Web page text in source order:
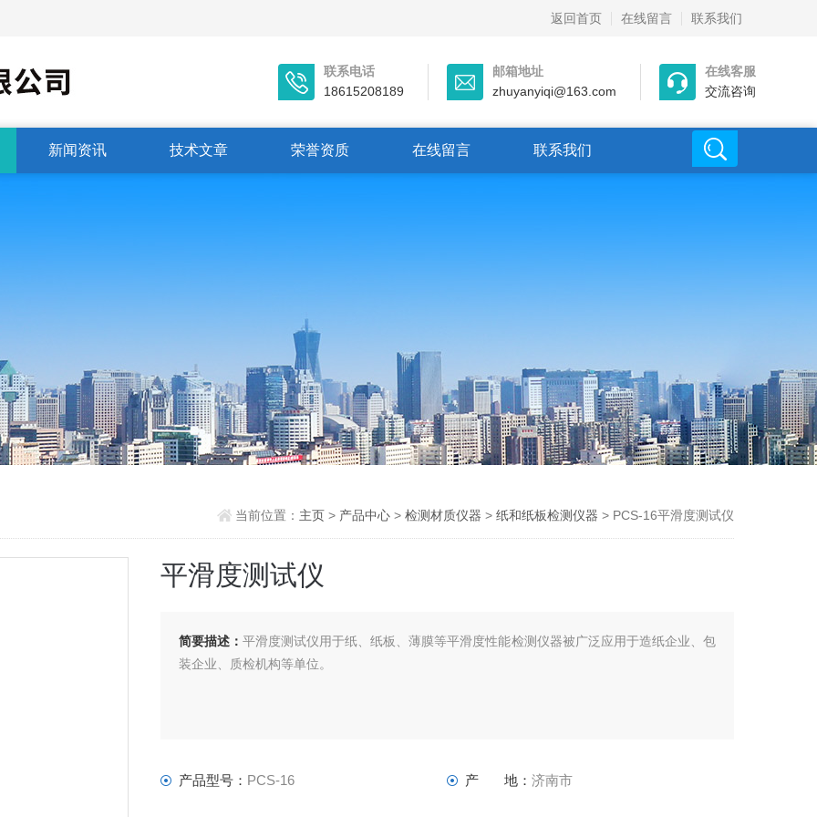
返回首页 在线留言 联系我们
联系电话
18615208189
邮箱地址
zhuyanyiqi@163.com
在线客服
交流咨询
新闻资讯 技术文章 荣誉资质 在线留言 联系我们
当前位置： 主页 > 产品中心> 检测材质仪器 > 纸和纸板检测仪器 > PCS-16平滑度测试仪
平滑度测试仪
简要描述：平滑度测试仪用于纸、纸板、薄膜等平滑度性能检测仪器被广泛应用于造纸企业、包
装企业、质检机构等单位。
产品型号： PCS-16 产 地：济南市